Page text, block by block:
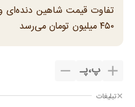
تفاوت قیمت شاهین دنده‌ای و
۴۵۰ میلیون تومان می‌رسد
پ،پـ
تبلیغات